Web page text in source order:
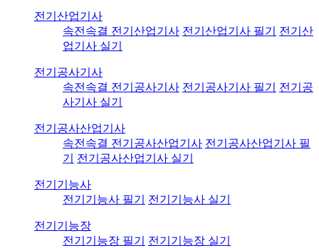
전기산업기사
속전속결 전기산업기사 전기산업기사 필기
전기산
업기사 실기
전기공사기사
속전속결 전기공사기사 전기공사기사 필기
전기공
사기사 실기
전기공사산업기사
속전속결 전기공사산업기사 전기공사산업기사 필
기
전기공사산업기사 실기
전기기능사
전기기능사 필기
전기기능사 실기
전기기능장
전기기능장 필기
전기기능장 실기